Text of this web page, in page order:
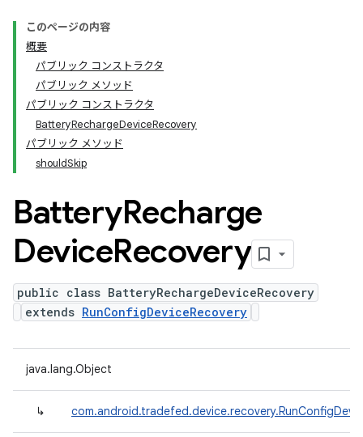
このページの内容
概要
パブリック コンストラクタ
パブリック メソッド
パブリック コンストラクタ
BatteryRechargeDeviceRecovery
パブリック メソッド
shouldSkip
BatteryRecharge
DeviceRecovery
public class BatteryRechargeDeviceRecovery
extends RunConfigDeviceRecovery
java.lang.Object
↳